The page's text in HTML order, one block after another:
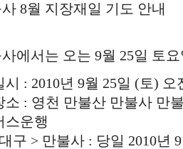
8월 지장재일 기도 안내
에서는 오는 9월 25일 토
: 2010년 9월 25일 (토) 오
: 영천 만불산 만불사 만
운행
구 > 만불사 : 당일 2010년